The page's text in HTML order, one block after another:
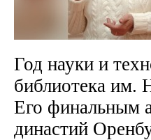
Год науки и
библиотека им.
Его финальным
династий